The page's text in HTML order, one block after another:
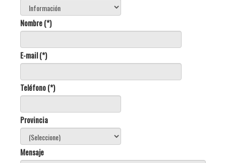
Nombre (*)
E-mail (*)
Teléfono (*)
Provincia
Mensaje